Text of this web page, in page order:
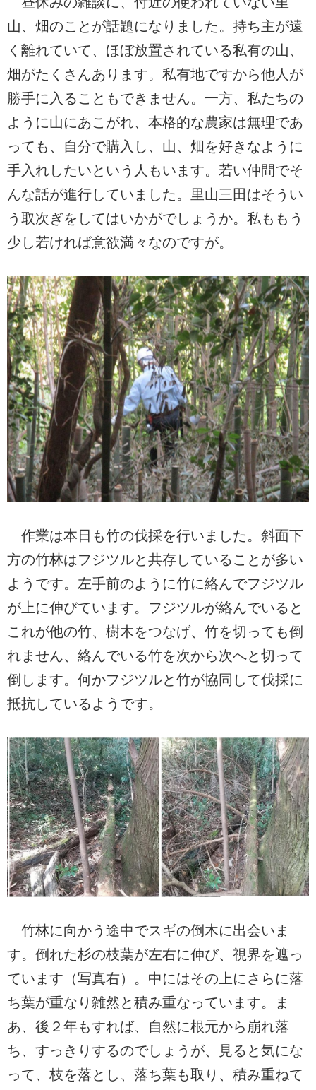
山、畑のことが話題になりました。持ち主が遠
く離れていて、ほぼ放置されている私有の山、
畑がたくさんあります。私有地ですから他人が
勝手に入ることもできません。一方、私たちの
ように山にあこがれ、 本格的な農家は無理であ
っても、 自分で購入し、山、畑を好きなように
手入れしたいという人もいます。若い仲間でそ
んな話が進行していました。里山三田はそうい
う取次ぎをしてはいかがでしょうか。私ももう
少し若ければ意欲満々なのですが。
作業は本日も竹の伐採を行いました。斜面下
方の竹林はフジツルと共存していることが多い
ようです。左手前のように竹に絡んでフジツル
が上に伸びています。フジツルが絡んでいると
これが他の竹、樹木をつなげ、竹を切っても倒
れません、絡んでいる竹を次から次へと切って
倒します。何かフジツルと竹が協同して伐採に
抵抗しているようです。
竹林に向かう途中でスギの倒木に出会いま
す。倒れた杉の枝葉が左右に伸び、視界を遮っ
ています（写真右）。中にはその上にさらに落
ち葉が重なり雑然と積み重なっています。ま
あ、後２年もすれば、自然に根元から崩れ落
ち、すっきりするのでしょうが、見ると気にな
って、枝を落とし、落ち葉も取り、積み重ねて